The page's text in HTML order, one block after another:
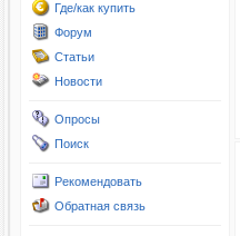
Где/как купить
Форум
Статьи
Новости
Опросы
Поиск
Рекомендовать
Обратная связь